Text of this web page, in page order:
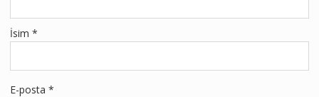
İsim *
E-posta *